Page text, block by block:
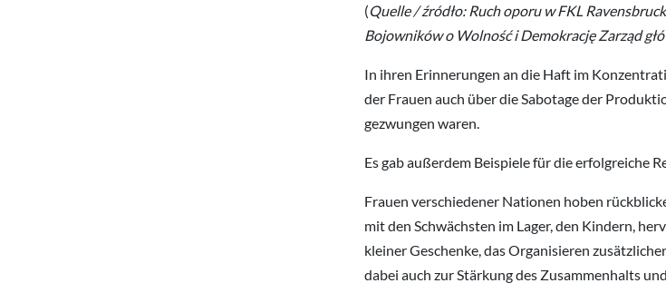
(Quelle / źródło: Ruch oporu w FKL
Bojowników o Wolność i Demokrację Zarząd
In ihren Erinnerungen an die Haft im
der Frauen auch über die Sabotage der
gezwungen waren.
Es gab außerdem Beispiele für die erfolgreiche
Frauen verschiedener Nationen hoben
mit den Schwächsten im Lager, den Kindern,
kleiner Geschenke, das Organisieren
dabei auch zur Stärkung des Zusammenhalts